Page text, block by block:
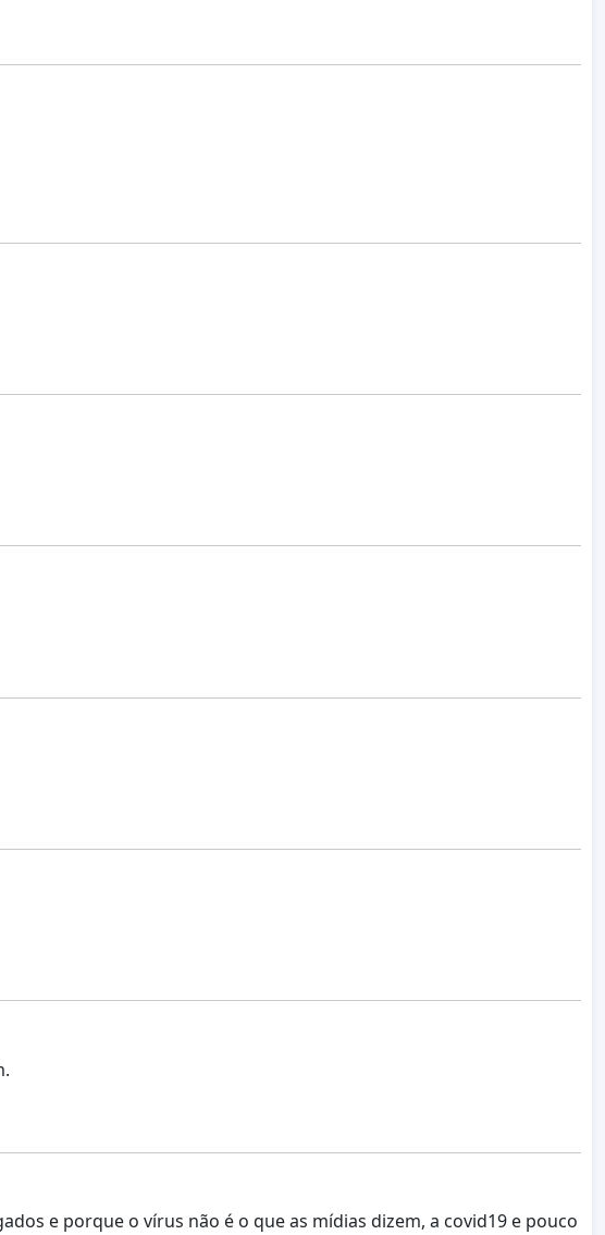
e porque o vírus não é o que as mídias dizem, a covid19 e pouco